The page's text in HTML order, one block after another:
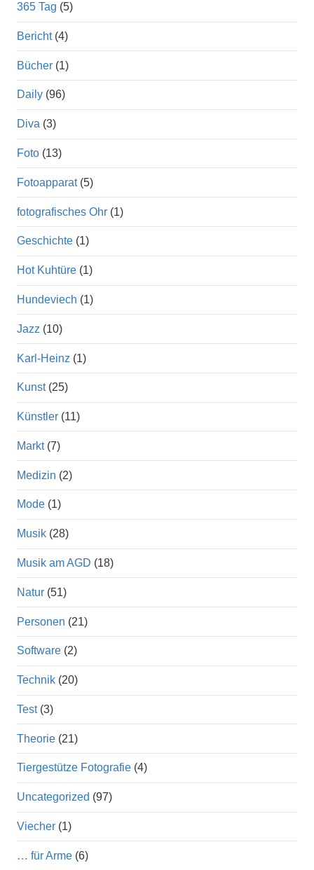
365 Tag (5)
Bericht(4)
Bücher (1)
Daily (96)
Diva (3)
Foto (13)
Fotoapparat(5)
fotografisches Ohr (1)
Geschichte (1)
Hot Kuhtüre (1)
Hundeviech (1)
Jazz (10)
Karl-Heinz (1)
Kunst(25)
Künstler (11)
Markt(7)
Medizin (2)
Mode (1)
Musik (28)
Musik am AGD (18)
Natur (51)
Personen (21)
Software (2)
Technik (20)
Test(3)
Theorie (21)
Tiergestütze Fotografie (4)
Uncategorized (97)
Viecher (1)
… für Arme (6)